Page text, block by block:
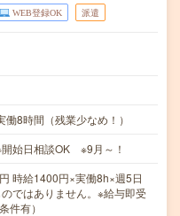
WEB登録OK 派遣
8時間（残業少なめ！）
始日相談OK ※9月～！
時給1400円×実働8h×週5日
ではありません。※給与即受
件有）